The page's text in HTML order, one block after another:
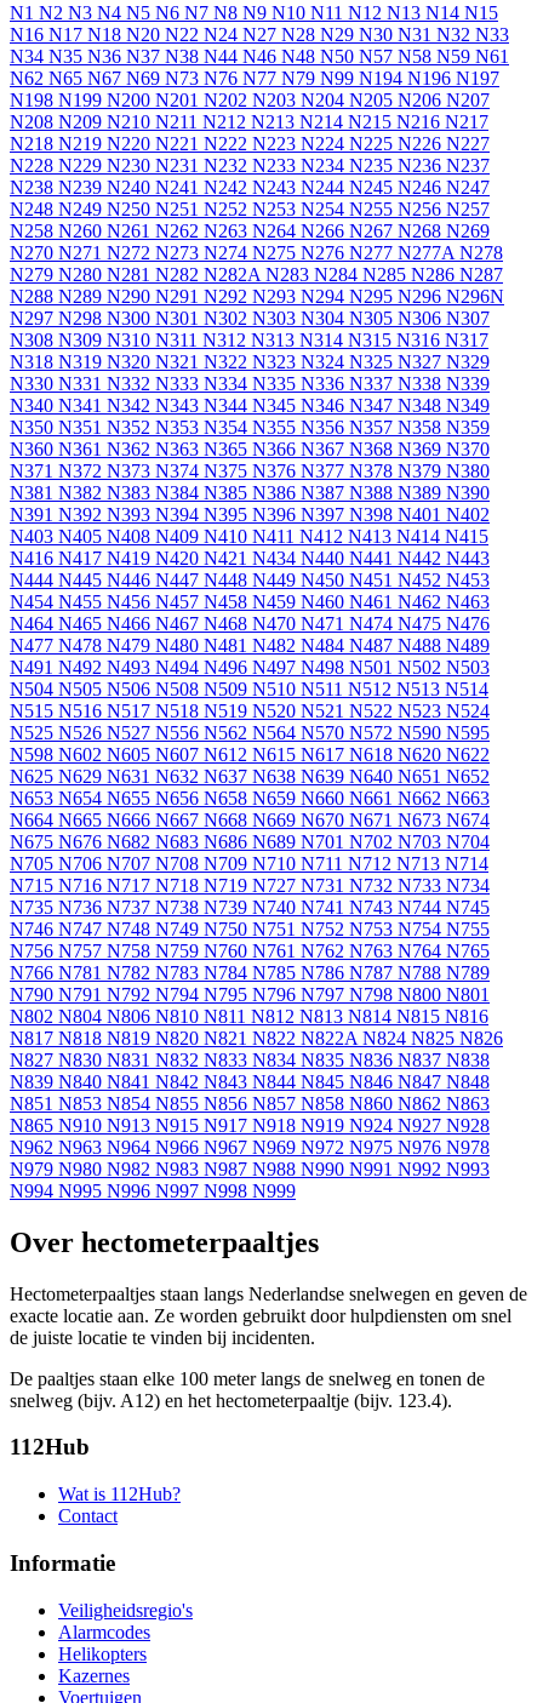
N1 N2 N3 N4 N5 N6 N7 N8 N9 N10 N11 N12 N13 N14 N15
N16 N17 N18 N20 N22 N24 N27 N28 N29 N30 N31 N32 N33
N34 N35 N36 N37 N38 N44 N46 N48 N50 N57 N58 N59 N61
N62 N65 N67 N69 N73 N76 N77 N79 N99 N194 N196 N197
N198 N199 N200 N201 N202 N203 N204 N205 N206 N207
N208 N209 N210 N211 N212 N213 N214 N215 N216 N217
N218 N219 N220 N221 N222 N223 N224 N225 N226 N227
N228 N229 N230 N231 N232 N233 N234 N235 N236 N237
N238 N239 N240 N241 N242 N243 N244 N245 N246 N247
N248 N249 N250 N251 N252 N253 N254 N255 N256 N257
N258 N260 N261 N262 N263 N264 N266 N267 N268 N269
N270 N271 N272 N273 N274 N275 N276 N277 N277A N278
N279 N280 N281 N282 N282A N283 N284 N285 N286 N287
N288 N289 N290 N291 N292 N293 N294 N295 N296 N296N
N297 N298 N300 N301 N302 N303 N304 N305 N306 N307
N308 N309 N310 N311 N312 N313 N314 N315 N316 N317
N318 N319 N320 N321 N322 N323 N324 N325 N327 N329
N330 N331 N332 N333 N334 N335 N336 N337 N338 N339
N340 N341 N342 N343 N344 N345 N346 N347 N348 N349
N350 N351 N352 N353 N354 N355 N356 N357 N358 N359
N360 N361 N362 N363 N365 N366 N367 N368 N369 N370
N371 N372 N373 N374 N375 N376 N377 N378 N379 N380
N381 N382 N383 N384 N385 N386 N387 N388 N389 N390
N391 N392 N393 N394 N395 N396 N397 N398 N401 N402
N403 N405 N408 N409 N410 N411 N412 N413 N414 N415
N416 N417 N419 N420 N421 N434 N440 N441 N442 N443
N444 N445 N446 N447 N448 N449 N450 N451 N452 N453
N454 N455 N456 N457 N458 N459 N460 N461 N462 N463
N464 N465 N466 N467 N468 N470 N471 N474 N475 N476
N477 N478 N479 N480 N481 N482 N484 N487 N488 N489
N491 N492 N493 N494 N496 N497 N498 N501 N502 N503
N504 N505 N506 N508 N509 N510 N511 N512 N513 N514
N515 N516 N517 N518 N519 N520 N521 N522 N523 N524
N525 N526 N527 N556 N562 N564 N570 N572 N590 N595
N598 N602 N605 N607 N612 N615 N617 N618 N620 N622
N625 N629 N631 N632 N637 N638 N639 N640 N651 N652
N653 N654 N655 N656 N658 N659 N660 N661 N662 N663
N664 N665 N666 N667 N668 N669 N670 N671 N673 N674
N675 N676 N682 N683 N686 N689 N701 N702 N703 N704
N705 N706 N707 N708 N709 N710 N711 N712 N713 N714
N715 N716 N717 N718 N719 N727 N731 N732 N733 N734
N735 N736 N737 N738 N739 N740 N741 N743 N744 N745
N746 N747 N748 N749 N750 N751 N752 N753 N754 N755
N756 N757 N758 N759 N760 N761 N762 N763 N764 N765
N766 N781 N782 N783 N784 N785 N786 N787 N788 N789
N790 N791 N792 N794 N795 N796 N797 N798 N800 N801
N802 N804 N806 N810 N811 N812 N813 N814 N815 N816
N817 N818 N819 N820 N821 N822 N822A N824 N825 N826
N827 N830 N831 N832 N833 N834 N835 N836 N837 N838
N839 N840 N841 N842 N843 N844 N845 N846 N847 N848
N851 N853 N854 N855 N856 N857 N858 N860 N862 N863
N865 N910 N913 N915 N917 N918 N919 N924 N927 N928
N962 N963 N964 N966 N967 N969 N972 N975 N976 N978
N979 N980 N982 N983 N987 N988 N990 N991 N992 N993
N994 N995 N996 N997 N998 N999
Over hectometerpaaltjes
Hectometerpaaltjes staan langs Nederlandse snelwegen en geven de
exacte locatie aan. Ze worden gebruikt door hulpdiensten om snel
de juiste locatie te vinden bij incidenten.
De paaltjes staan elke 100 meter langs de snelweg en tonen de
snelweg (bijv. A12) en het hectometerpaaltje (bijv. 123.4).
112Hub
Wat is 112Hub?
Contact
Informatie
Veiligheidsregio's
Alarmcodes
Helikopters
Kazernes
Voertuigen